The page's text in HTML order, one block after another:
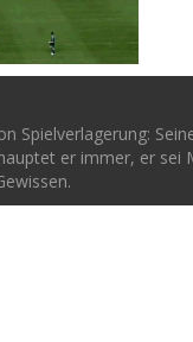
Spielverlagerung:
er immer, er sei